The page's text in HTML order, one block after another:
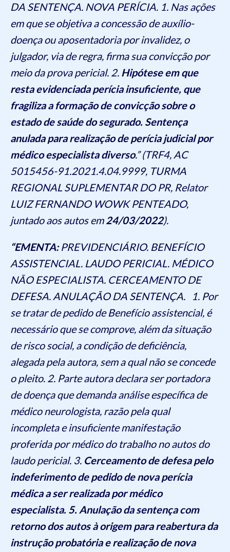
DA SENTENÇA. NOVA PERÍCIA. 1. Nas ações
em que se objetiva a concessão de auxílio-
doença ou aposentadoria por invalidez, o
julgador, via de regra, firma sua convicção por
meio da prova pericial. 2. Hipótese em que
resta evidenciada perícia insuficiente, que
fragiliza a formação de convicção sobre o
estado de saúde do segurado. Sentença
anulada para realização de perícia judicial por
médico especialista diverso.” (TRF4, AC
5015456-91.2021.4.04.9999, TURMA
REGIONAL SUPLEMENTAR DO PR, Relator
LUIZ FERNANDO WOWK PENTEADO,
juntado aos autos em24/03/2022).
“EMENTA:PREVIDENCIÁRIO. BENEFÍCIO
ASSISTENCIAL. LAUDO PERICIAL. MÉDICO
NÃO ESPECIALISTA. CERCEAMENTO DE
DEFESA. ANULAÇÃO DA SENTENÇA. 1. Por
se tratar de pedido de Benefício assistencial, é
necessário que se comprove, além da situação
de risco social, a condição de deficiência,
alegada pela autora, sem a qual não se concede
o pleito. 2. Parte autora declara ser portadora
de doença que demanda análise específica de
médico neurologista, razão pela qual
incompleta e insuficiente manifestação
proferida por médico do trabalho no autos do
laudo pericial. 3. Cerceamento de defesa pelo
indeferimento de pedido de nova perícia
médica a ser realizada por médico
especialista. 5. Anulação da sentença com
retorno dos autos à origem para reabertura da
instrução probatória e realização de nova